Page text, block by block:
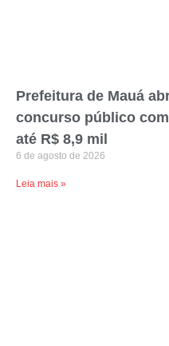
Prefeitura de Mauá
concurso público
até R$ 8,9 mil
6 de agosto de 2026
Leia mais »